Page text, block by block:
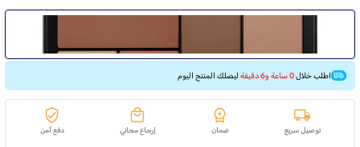
اطلب خلال0 ساعة و6 دقيقة ليصلك المنتج اليوم
توصيل سريع ضمان إرجاع مجاني دفع آمن